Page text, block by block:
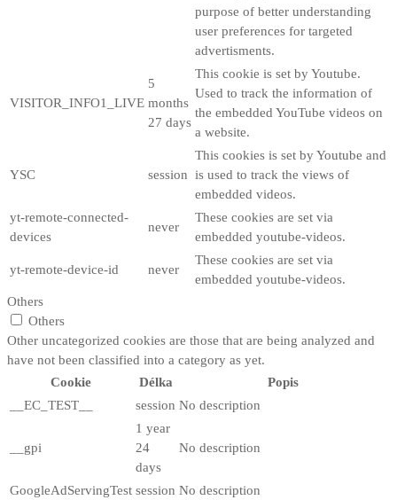
purpose of better understanding
user preferences for targeted
advertisments.
VISITOR_INFO1_LIVE
5
months
27 days
This cookie is set by Youtube.
Used to track the information of
the embedded YouTube videos on
a website.
YSC session
This cookies is set by Youtube and
is used to track the views of
embedded videos.
yt-remote-connected-
devices
never
These cookies are set via
embedded youtube-videos.
yt-remote-device-id never
These cookies are set via
embedded youtube-videos.
Others
Others
Other uncategorized cookies are those that are being analyzed and
have not been classified into a category as yet.
Cookie
Délka
Popis
__EC_TEST__
session No description
__gpi
1 year
24
days
No description
GoogleAdServingTest session No description